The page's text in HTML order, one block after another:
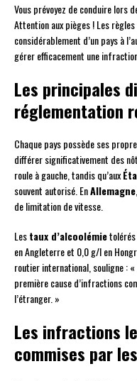
Vous prévoyez de conduire lors
Attention aux pièges ! Les
considérablement d’un pays à
gérer efficacement une
Les principales
réglementation
Chaque pays possède ses
différer significativement des
roule à gauche, tandis qu’aux
souvent autorisé. EnAllemagne
de limitation de vitesse.
Lestaux d’alcoolémie
en Angleterre et 0,0 g/l en
routier international, souligne :
première cause d’infractions
l’étranger. »
Les infractions
commises par